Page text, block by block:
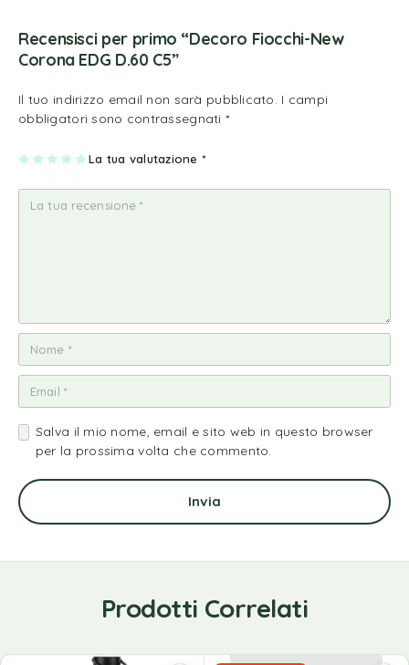
Recensisci per primo “Decoro Fiocchi-New
Corona EDG D.60 C5”
Il tuo indirizzo email non sarà pubblicato. I campi
obbligatori sono contrassegnati *
La tua valutazione *
1
a
2
e
su
5
3
e
su
5
4
e
su
5
5
e
su
5
Salva il mio nome, email e sito web in questo browser
per la prossima volta che commento.
Prodotti Correlati